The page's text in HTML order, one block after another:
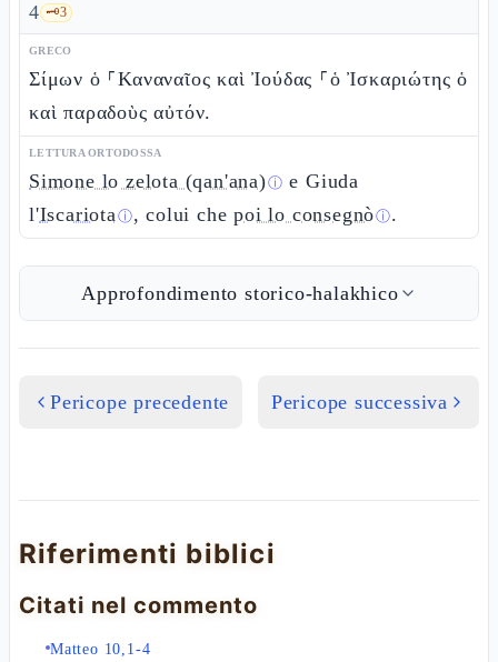
4 🗝️3
GRECO
Σίμων ὁ ⸀Καναναῖος καὶ Ἰούδας ⸀ὁ Ἰσκαριώτης ὁ
καὶ παραδοὺς αὐτόν.
LETTURA ORTODOSSA
Simone lo zelota (qan'ana)ⓘ e Giuda
l'Iscariotaⓘ, colui chepoi lo consegnòⓘ.
Approfondimento storico-halakhico
Pericope precedente Pericope successiva
Riferimenti biblici
Citati nel commento
Matteo 10,1-4